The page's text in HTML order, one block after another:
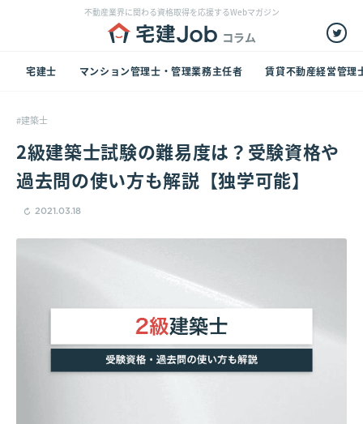
不動産業界に関わる資格取得を応援するWebマガジン
宅建士 マンション管理士・管理業務主任者 賃貸不動産経営管理
建築士
2級建築士試験の難易度は？受験資格や
過去問の使い方も解説【独学可能】
2021.03.18